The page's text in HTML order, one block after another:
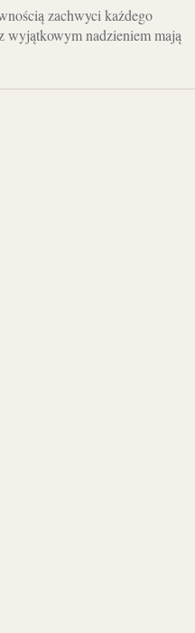
zachwyci każdego
wyjątkowym nadzieniem mają